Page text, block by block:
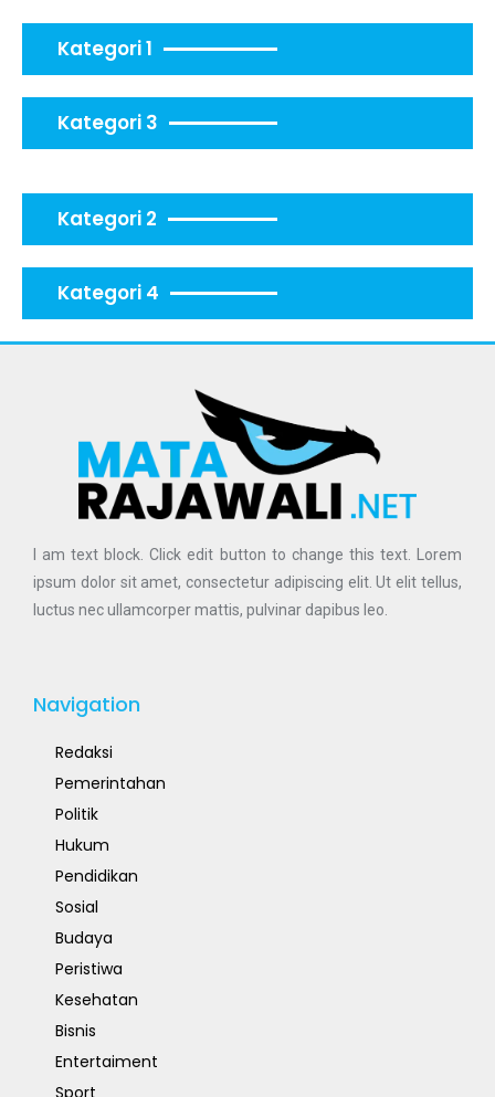
Kategori 1
Kategori 3
Kategori 2
Kategori 4
I am text block. Click edit button to change this text. Lorem
ipsum dolor sit amet, consectetur adipiscing elit. Ut elit tellus,
luctus nec ullamcorper mattis, pulvinar dapibus leo.
Navigation
Redaksi
Pemerintahan
Politik
Hukum
Pendidikan
Sosial
Budaya
Peristiwa
Kesehatan
Bisnis
Entertaiment